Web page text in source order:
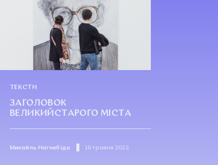
ТЕКСТИ
ЗАГОЛОВОК
ВЕЛИКИЙСТАРОГО МІСТА
Михайль Нагнибіда 16 травня 2022